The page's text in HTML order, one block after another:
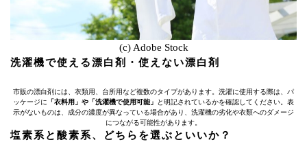
(c) Adobe Stock
洗濯機で使える漂白剤・使えない漂白剤
市販の漂白剤には、衣類用、台所用など複数のタイプがあります。洗濯に使用する際は、パ
ッケージに 「衣料用」や「洗濯機で使用可能」
と明記されているかを確認してください。表
示がないものは、成分の濃度が異なっている場合があり、洗濯機の劣化や衣類へのダメージ
につながる可能性があります。
塩素系と酸素系、どちらを選ぶといいか？